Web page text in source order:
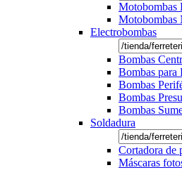
Motobombas
Motobombas
Electrobombas
Bombas
Bombas para
Bombas
Bombas
Bombas
Soldadura
Cortadora de
Máscaras